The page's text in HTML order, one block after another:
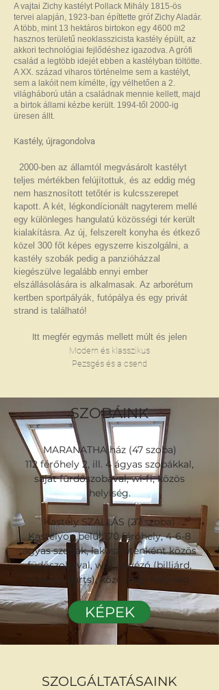
A vajtai Zichy kastélyt Pollack Mihály 1815-ös
tervei alapján, 1923-ban építtette gróf Zichy Aladár.
A több, mint 13 hektáros birtokon egy 4600 m2
hasznos területű neoklasszicista kastély épült, az
akkori technológiai fejlődéshez igazodva. A grófi
család a legtöbb idejét ebben a kastélyban töltötte.
A XX. század viharos történelme sem a kastélyt,
sem a lakóit nem kímélte, így vélhetően a 2.
világháború után a családnak mennie kellett, majd
a birtok állami kézbe került. 1994-től 2000-ig
üresen állt.
Kastély, újragondolva
2000-ben az államtól megvásárolt kastélyt
teljes mértékben felújítottuk, és az eddig még
nem hasznosított tetőtér is kulcsszerepet
kapott. A két, légkondícionált nagyterem mellé
egy különleges hangulatú közösségi tér került
kialakításra. Az új, felszerelt konyha és étkező
közel 300 főt képes egyszerre kiszolgálni, a
kastély szobák pedig a panzióházzal
kiegészülve legalább ennyi ember
elszállásolására is alkalmasak. Az arborétum
kertben sportpályák, futópálya és egy privát
strand is található!
tt megfér egymás mellett múlt és jelen
Modern és klasszikus
Pezsgés és a csend
SZOBÁINK
MARANATHA ház (47 szoba)
112 férőhely 2, ill. 4 ágyas szobákkal,
saját fürdőszobával, wi-fi, közös
helyiség.
Kastély SZÁLLÁS (27 szoba)
Kastélyon belül 170 férőhely, 4-6-8
ágyas szobák, lakószintenként közös
füdőszobával, wifi, kávézó (billiárd,
csocsó, darts), közösségi helyiség
KÉPEK
SZOLGÁLTATÁSAINK